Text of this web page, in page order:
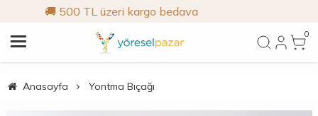
bedava
0
Anasayfa Yontma Bıçağı